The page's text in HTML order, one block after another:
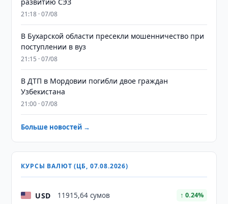
21:18 · 07/08
В Бухарской области пресекли мошенничество при
поступлении в вуз
21:15 · 07/08
В ДТП в Мордовии погибли двое граждан
Узбекистана
21:00 · 07/08
Больше новостей →
КУРСЫ ВАЛЮТ (ЦБ, 07.08.2026)
USD 11915,64 сумов ↑ 0.24%